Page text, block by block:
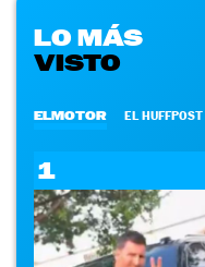
LO MÁS
VISTO
ELMOTOR EL HUFFPOST
1